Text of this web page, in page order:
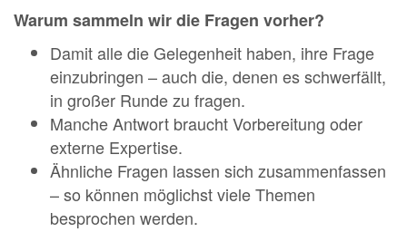
Warum sammeln wir die Fragen vorher?
Damit alle die Gelegenheit haben, ihre Frage
einzubringen – auch die, denen es schwerfällt,
in großer Runde zu fragen.
Manche Antwort braucht Vorbereitung oder
externe Expertise.
Ähnliche Fragen lassen sich zusammenfassen
– so können möglichst viele Themen
besprochen werden.